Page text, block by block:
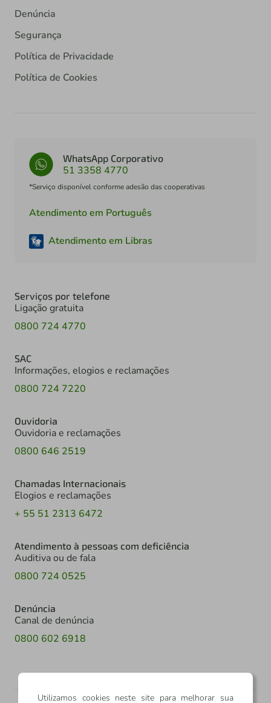
Denúncia
Segurança
Política de Privacidade
Política de Cookies
WhatsApp Corporativo
51 3358 4770
*Serviço disponível conforme adesão das cooperativas
Atendimento em Português
Atendimento em Libras
Serviços por telefone
Ligação gratuita
0800 724 4770
SAC
Informações, elogios e reclamações
0800 724 7220
Ouvidoria
Ouvidoria e reclamações
0800 646 2519
Chamadas Internacionais
Elogios e reclamações
+ 55 51 2313 6472
Atendimento à pessoas com deficiência
Auditiva ou de fala
0800 724 0525
Denúncia
Canal de denúncia
0800 602 6918
Utilizamos cookies neste site para melhorar sua